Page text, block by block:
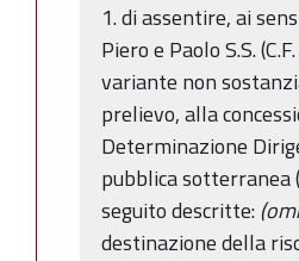
1. di assentire, ai
Piero e Paolo S.S.
variante non
prelievo, alla
Determinazione
pubblica sotterranea
seguito descritte:
destinazione della